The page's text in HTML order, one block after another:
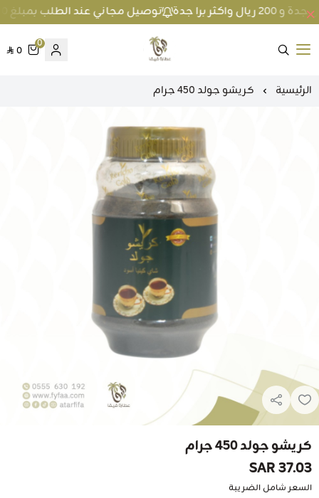
توصيل مجاني عند الطلب بمبلغ 100 ريال واكثر داخل جدة و 200 ريال واكثر برا جدة
متجر عطارة فيفا
0
0
الرئيسية كريشو جولد 450 جرام
كريشو جولد 450 جرام
37.03 SAR
السعر شامل الضريبة